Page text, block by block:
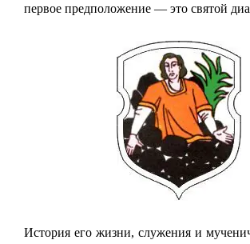
первое предположение — это святой
История его жизни, служения и